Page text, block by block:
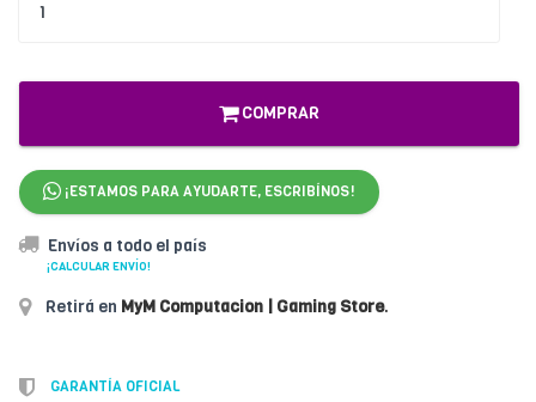
COMPRAR
¡ESTAMOS PARA AYUDARTE, ESCRIBÍNOS!
Envíos a todo el país
¡CALCULAR ENVÍO!
Retirá en MyM Computacion | Gaming Store.
GARANTÍA OFICIAL